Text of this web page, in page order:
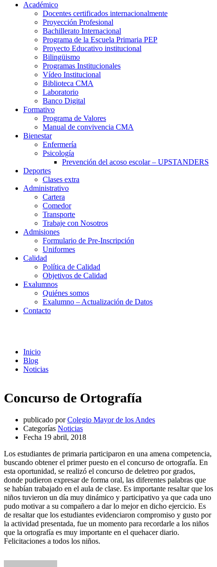
Académico
Docentes certificados internacionalmente
Proyección Profesional
Bachillerato Internacional
Programa de la Escuela Primaria PEP
Proyecto Educativo institucional
Bilingüismo
Programas Institucionales
Vídeo Institucional
Biblioteca CMA
Laboratorio
Banco Digital
Formativo
Programa de Valores
Manual de convivencia CMA
Bienestar
Enfermería
Psicología
Prevención del acoso escolar – UPSTANDERS
Deportes
Clases extra
Administrativo
Cartera
Comedor
Transporte
Trabaje con Nosotros
Admisiones
Formulario de Pre-Inscripción
Uniformes
Calidad
Política de Calidad
Objetivos de Calidad
Exalumnos
Quiénes somos
Exalumno – Actualización de Datos
Contacto
Inicio
Blog
Noticias
Concurso de Ortografía
publicado por Colegio Mayor de los Andes
Categorías Noticias
Fecha 19 abril, 2018
Los estudiantes de primaria participaron en una amena competencia,
buscando obtener el primer puesto en el concurso de ortografía. En
esta oportunidad, se realizó el concurso de deletreo por grados,
donde pudieron expresar de forma oral, las diferentes palabras que
se habían trabajado en el aula de clase. Es importante resaltar que los
niños tuvieron un día muy dinámico y participativo ya que cada uno
pudo motivar a su compañero a dar lo mejor en dicho ejercicio. Es
de resaltar que los estudiantes evidenciaron compromiso y gusto por
la actividad presentada, fue un momento para recordarle a los niños
que la ortografía es muy importante en el quehacer diario.
Felicitaciones a todos los niños.